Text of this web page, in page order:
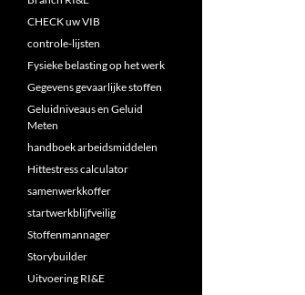
CHECK uw VIB
controle-lijsten
Fysieke belasting op het werk
Gegevens gevaarlijke stoffen
Geluidniveaus en Geluid
Meten
handboek arbeidsmiddelen
Hittestress calculator
samenwerkkoffer
startwerkblijfveilig
Stoffenmannager
Storybuilder
Uitvoering RI&E